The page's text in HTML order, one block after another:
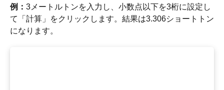
例： 3メートルトンを入力し、小数点以下を3桁に設定し
て「計算」をクリックします。結果は3.306ショートトン
になります。